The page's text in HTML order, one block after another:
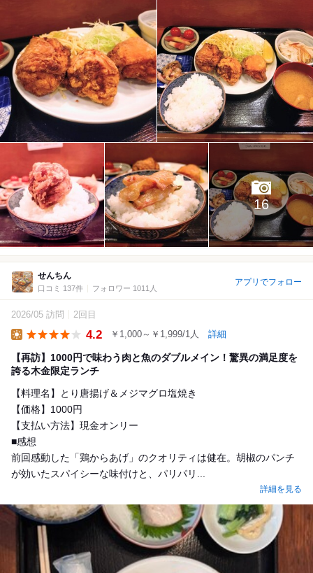
16
せんちん
口コミ 137件 フォロワー 1011人
アプリでフォロー
2026/05 訪問 2回目
4.2 ￥1,000～￥1,999/1人 詳細
【再訪】1000円で味わう肉と魚のダブルメイン！驚異の満足度を
誇る木金限定ランチ
【料理名】とり唐揚げ＆メジマグロ塩焼き
【価格】1000円
【支払い方法】現金オンリー
■感想
前回感動した「鶏からあげ」のクオリティは健在。胡椒のパンチ
が効いたスパイシーな味付けと、パリパリ...
詳細を見る